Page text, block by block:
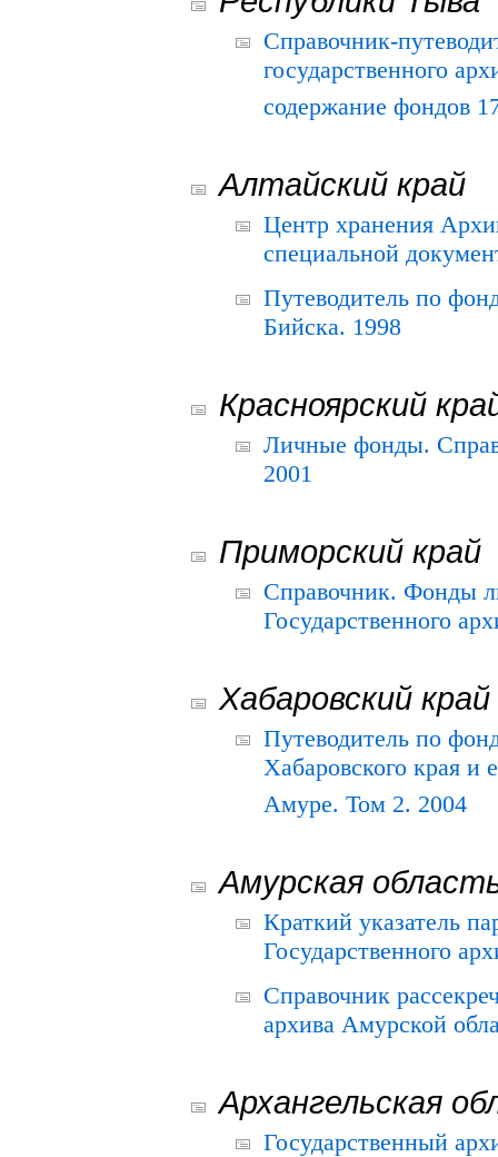
Справочник-
государственного
содержание фондов
Алтайский край
Центр хранения
специальной
Путеводитель по
Бийска. 1998
Красноярский
Личные фонды.
2001
Приморский край
Справочник. Фонды
Государственного
Хабаровский край
Путеводитель по
Хабаровского края и
Амуре. Том 2. 2004
Амурская
Краткий указатель
Государственного
Справочник
архива Амурской
Архангельская
Государственный